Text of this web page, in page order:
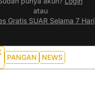
atau
Gratis SUAR Selama 7 Hari
PANGAN NEWS